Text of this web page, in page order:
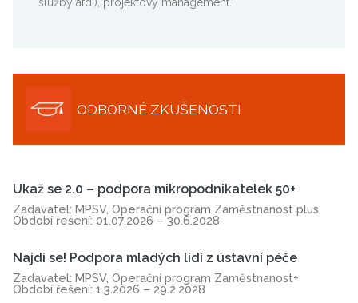
ODBORNÉ ZKUŠENOSTI
Ukaž se 2.0 – podpora mikropodnikatelek 50+
Zadavatel: MPSV, Operační program Zaměstnanost plus
Období řešení: 01.07.2026 – 30.6.2028
Najdi se! Podpora mladých lidí z ústavní péče
Zadavatel: MPSV, Operační program Zaměstnanost+
Období řešení: 1.3.2026 – 29.2.2028